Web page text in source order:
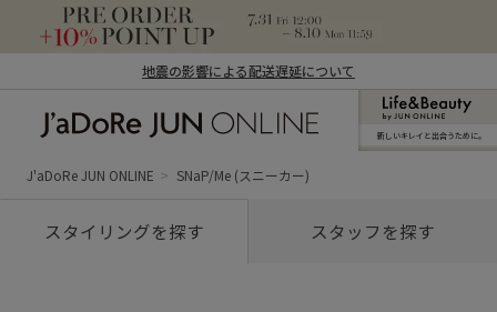
地震の影響による配送遅延について
ン オンライン）
新しいキレイと出合うために。
J'aDoRe JUN ONLINE SNaP/Me (スニーカー)
スタイリングを探す スタッフを探す